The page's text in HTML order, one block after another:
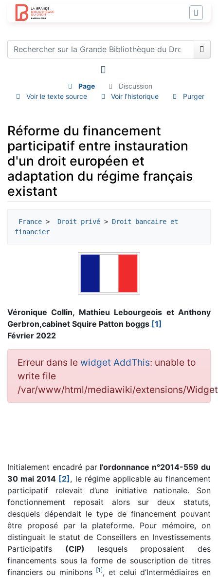
Page
Discussion
Voir le texte source
Voir l’historique Purger
Réforme du financement
participatif entre instauration
d'un droit européen et
adaptation du régime français
existant
France > Droit privé > Droit bancaire et
financier
Véronique Collin, Mathieu Lebourgeois et Anthony
Gerbron,cabinet Squire Patton boggs [1]
Février 2022
Erreur dans le widget AddThis: unable to
write file
/var/www/html/mediawiki/extensions/
Initialement encadré par l’ordonnance n°2014-559 du
30 mai 2014 [2], le régime applicable au financement
participatif relevait d’une initiative nationale. Son
fonctionnement reposait alors sur deux statuts,
desquels dépendait le type de financement pouvant
être proposé par la plateforme. Pour mémoire, on
distinguait le statut de Conseillers en Investissements
Participatifs (CIP) lesquels proposaient des
financements sous la forme de souscription de titres
financiers ou minibons [1], et celui d’Intermédiaires en